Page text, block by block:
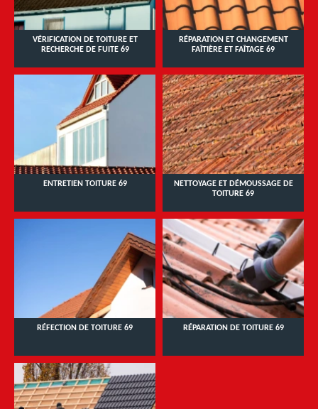
VÉRIFICATION DE TOITURE ET
RECHERCHE DE FUITE 69
RÉPARATION ET CHANGEMENT
FAÎTIÈRE ET FAÎTAGE 69
ENTRETIEN TOITURE 69
NETTOYAGE ET DÉMOUSSAGE DE
TOITURE 69
RÉFECTION DE TOITURE 69 RÉPARATION DE TOITURE 69